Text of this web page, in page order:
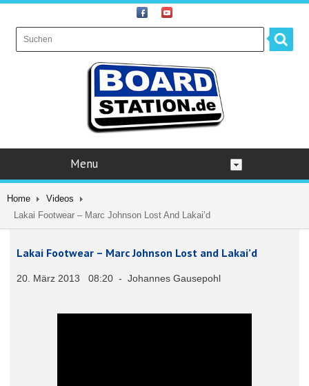
Menu
Home
Videos
Lakai Footwear – Marc Johnson Lost And Lakai’d
Lakai Footwear – Marc Johnson Lost and Lakai’d
20. März 2013 08:20 - Johannes Gausepohl